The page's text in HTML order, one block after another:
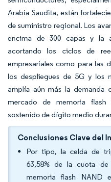
Arabia Saudita, están
de suministro regional. Los
encima de 300 capas y la
acortando los ciclos de
empresariales como para las
los despliegues de 5G y los
amplía aún más la demanda
mercado de memoria
sostenido de dígito medio
Conclusiones Clave del
Por tipo, la celda de
63,58% de la cuota
memoria flash NAND